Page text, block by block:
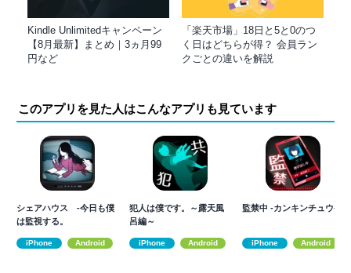
Kindle Unlimitedキャンペーン
【8月最新】まとめ｜3ヵ月99
円など
「楽天市場」18日と5と0のつ
く日はどちらが得？ 会員ラン
クごとの違いを解説
このアプリを見た人はこんなアプリも見ています
シェアハウス -今日も僕
は監視する。
iPhone Android
犯人は僕です。～露天風
呂編～
iPhone Android
監禁中 -カンキンチュウ-
iPhone Android